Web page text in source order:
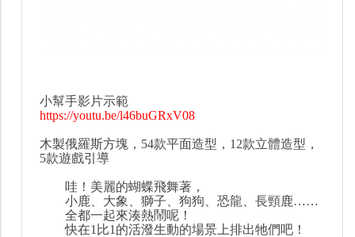
小幫手影片示範
https://youtu.be/l46buGRxV08
木製俄羅斯方塊，54款平面造型，12款立體造型，
5款遊戲引導
哇！美麗的蝴蝶飛舞著，
小鹿、大象、獅子、狗狗、恐龍、長頸鹿……
全都一起來湊熱鬧呢！
快在1比1的活潑生動的場景上排出牠們吧！